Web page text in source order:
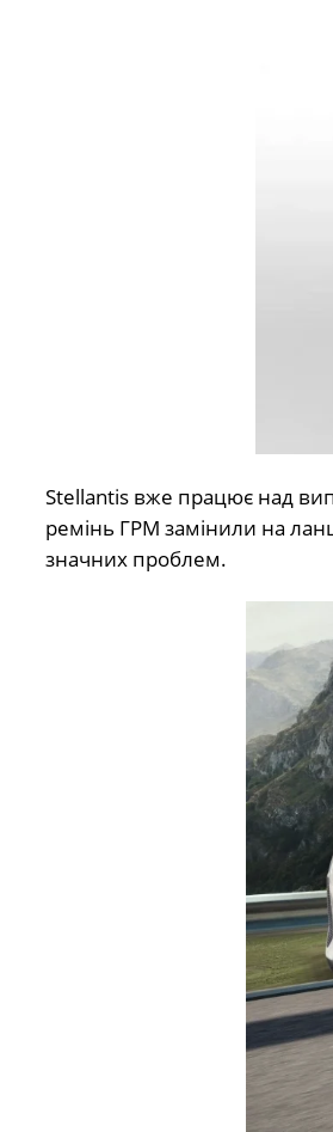
Stellantis вже працює над
ремінь ГРМ замінили на
значних проблем.